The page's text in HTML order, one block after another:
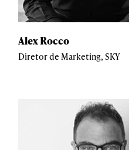
Alex Rocco
Diretor de Marketing, SKY